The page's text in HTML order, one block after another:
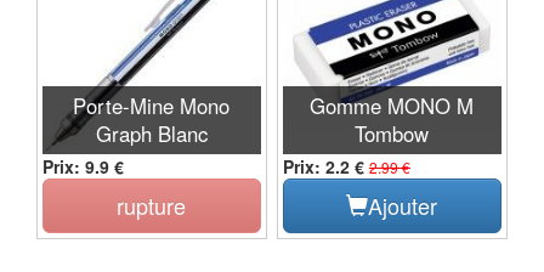
Porte-Mine Mono
Graph Blanc
Prix: 9.9 €
rupture
Gomme MONO M
Tombow
Prix: 2.2 € 2.99 €
Ajouter